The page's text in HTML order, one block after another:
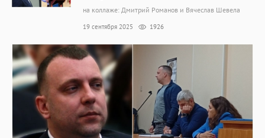
на коллаже: Дмитрий Романов и Вячеслав Шевела
19 сентября 2025 1926